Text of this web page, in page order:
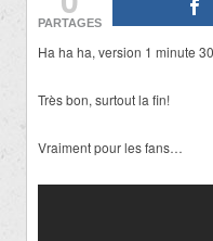
PARTAGES
Ha ha ha, version 1 minute
Très bon, surtout la fin!
Vraiment pour les fans…